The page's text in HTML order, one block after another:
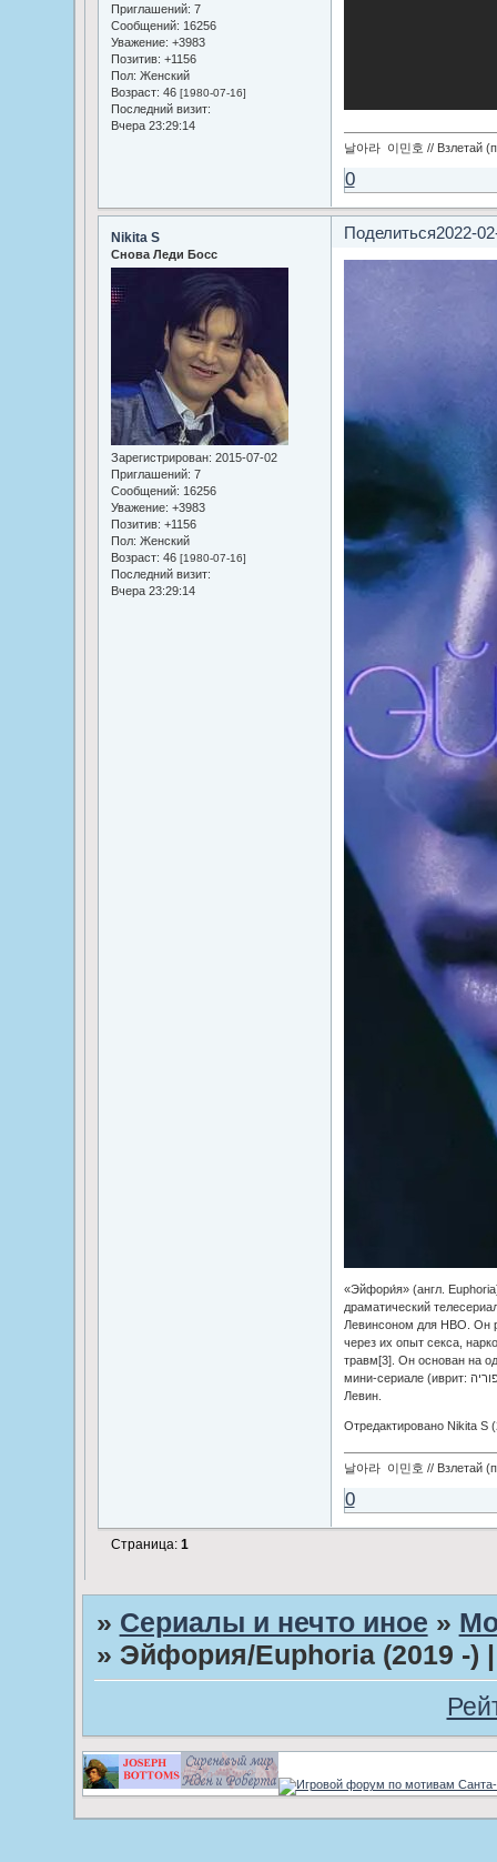
Приглашений: 7
Сообщений: 16256
Уважение: +3983
Позитив: +1156
Пол: Женский
Возраст: 46 [1980-07-16]
Последний визит:
Вчера 23:29:14
날아라 이민호 // Взлетай
0
Поделиться2022-
Nikita S
Снова Леди Босс
Зарегистрирован: 2015-07-02
Приглашений: 7
Сообщений: 16256
Уважение: +3983
Позитив: +1156
Пол: Женский
Возраст: 46 [1980-07-16]
Последний визит:
Вчера 23:29:14
«Эйфори́я» (англ.
драматический
Левинсоном для HBO. Он
через их опыт секса,
травм[3]. Он основан на
мини-сериале (иврит: אופוריה), созданном Роном Лешемом и Дафной
Левин.
Отредактировано Nikita S
날아라 이민호 // Взлетай
0
Страница: 1
» Сериалы и нечто иное »
» Эйфория/Euphoria (2019 -